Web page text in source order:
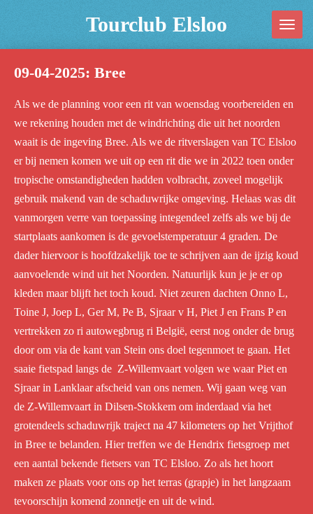
de
Tourclub Elsloo
09-04-2025: Bree
Als we de planning voor een rit van woensdag voorbereiden en
we rekening houden met de windrichting die uit het noorden
waait is de ingeving Bree. Als we de ritverslagen van TC Elsloo
er bij nemen komen we uit op een rit die we in 2022 toen onder
tropische omstandigheden hadden volbracht, zoveel mogelijk
gebruik makend van de schaduwrijke omgeving. Helaas was dit
vanmorgen verre van toepassing integendeel zelfs als we bij de
startplaats aankomen is de gevoelstemperatuur 4 graden. De
dader hiervoor is hoofdzakelijk toe te schrijven aan de ijzig koud
aanvoelende wind uit het Noorden. Natuurlijk kun je je er op
kleden maar blijft het toch koud. Niet zeuren dachten Onno L,
Toine J, Joep L, Ger M, Pe B, Sjraar v H, Piet J en Frans P en
vertrekken zo ri autowegbrug ri België, eerst nog onder de brug
door om via de kant van Stein ons doel tegenmoet te gaan. Het
saaie fietspad langs de Z-Willemvaart volgen we waar Piet en
Sjraar in Lanklaar afscheid van ons nemen. Wij gaan weg van
de Z-Willemvaart in Dilsen-Stokkem om inderdaad via het
grotendeels schaduwrijk traject na 47 kilometers op het Vrijthof
in Bree te belanden. Hier treffen we de Hendrix fietsgroep met
een aantal bekende fietsers van TC Elsloo. Zo als het hoort
maken ze plaats voor ons op het terras (grapje) in het langzaam
tevoorschijn komend zonnetje en uit de wind.